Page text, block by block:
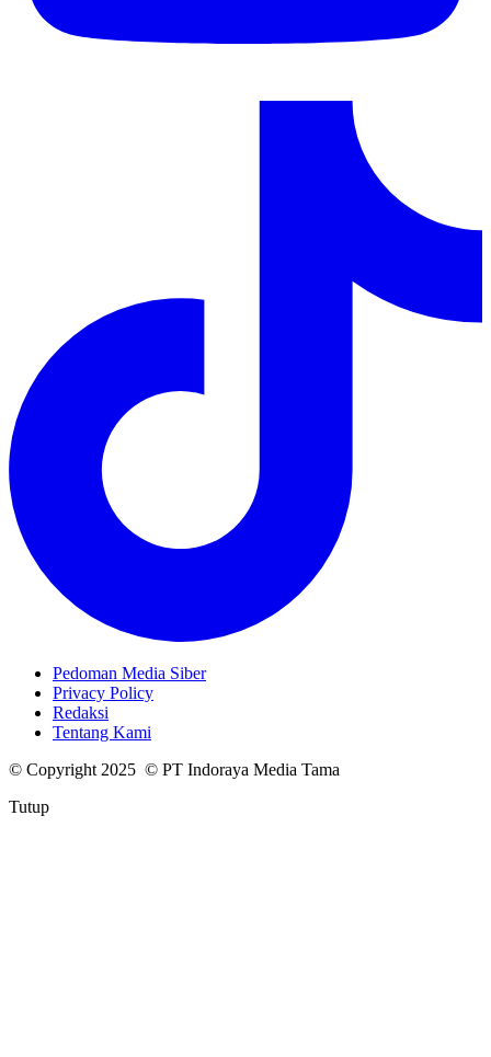
Pedoman Media Siber
Privacy Policy
Redaksi
Tentang Kami
© Copyright 2025 © PT Indoraya Media Tama
Tutup